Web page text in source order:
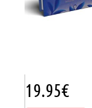
19.95€